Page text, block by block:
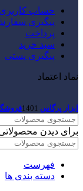
حساب
پیگیری
پرداخت
سبد خرید
پیگیری پستی
نماد اعتماد
ابزار پرگاس 1401
برای دیدن
فهرست
دسته بندی ها